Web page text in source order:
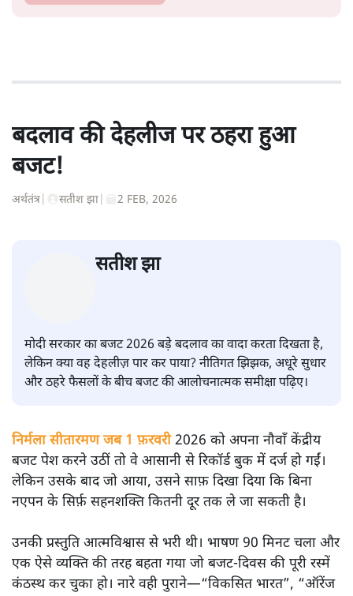
बदलाव की देहलीज पर ठहरा हुआ
बजट!
अर्थतंत्र सतीश झा 2 FEB, 2026
सतीश झा
मोदी सरकार का बजट 2026 बड़े बदलाव का वादा करता दिखता है,
और ठहरे फैसलों के बीच बजट की आलोचनात्मक समीक्षा पढ़िए।